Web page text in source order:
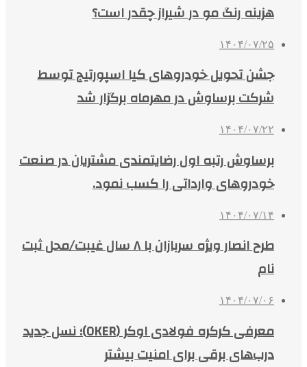
هزینه رنگ مو در شیراز چقدر است؟
۱۴۰۴/۰۷/۲۵
جشن تحویل خودروهای کیا اسپورتیج توسط
شرکت برساوش در مهرماه برگزار شد
۱۴۰۴/۰۷/۲۲
برساوش رتبه اول رضایتمندی مشتریان در صنعت
خودروهای وارداتی را کسب نمود.
۱۴۰۴/۰۷/۱۴
طرح انصار ویژه سربازان با ۸ سال غیبت/محل ثبت
نام
۱۴۰۴/۰۷/۰۶
معرفی کرکره فولادی اوکر (OKER)؛ نسل جدید
درب‌های برقی برای امنیت بیشتر